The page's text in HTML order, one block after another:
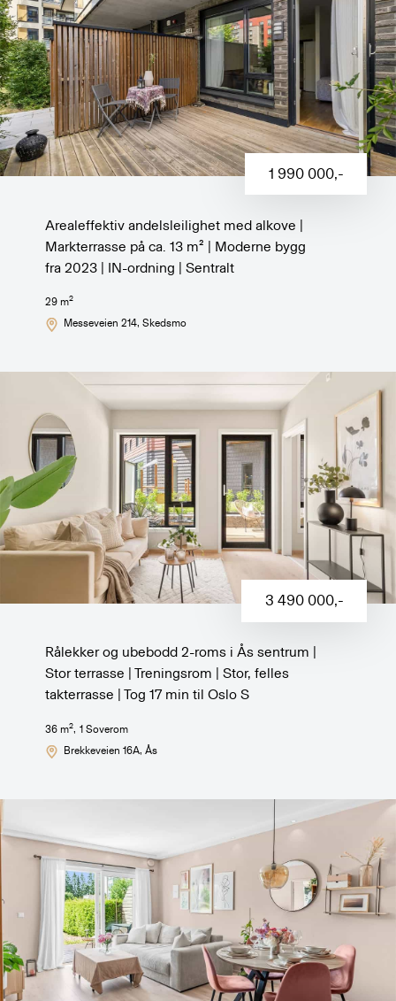
1 990 000,-
Arealeffektiv andelsleilighet med alkove |
Markterrasse på ca. 13 m² | Moderne bygg
fra 2023 | IN-ordning | Sentralt
29 m2
Messeveien 214, Skedsmo
3 490 000,-
Rålekker og ubebodd 2-roms i Ås sentrum |
Stor terrasse | Treningsrom | Stor, felles
takterrasse | Tog 17 min til Oslo S
36 m2, 1 Soverom
Brekkeveien 16A, Ås